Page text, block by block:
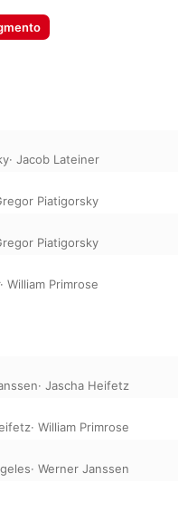
· Jacob Lateiner
Piatigorsky
Piatigorsky
· William Primrose
· Jascha Heifetz
· William Primrose
· Werner Janssen